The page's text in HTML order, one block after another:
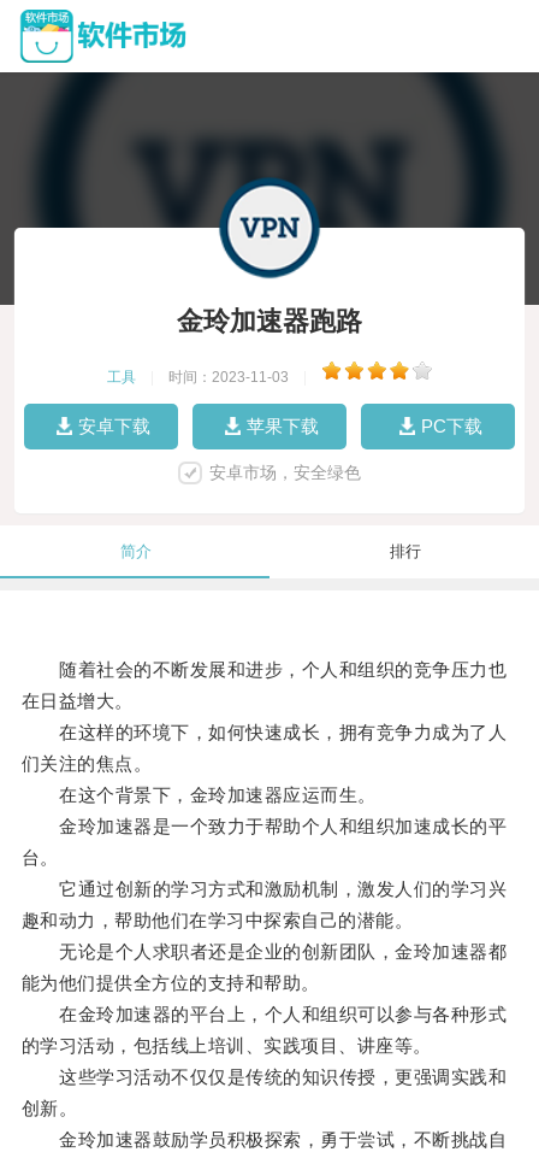
金玲加速器跑路
工具 时间：2023-11-03
安卓下载 苹果下载 PC下载
安卓市场，安全绿色
简介 排行
随着社会的不断发展和进步，个人和组织的竞争压力也
在日益增大。
在这样的环境下，如何快速成长，拥有竞争力成为了人
们关注的焦点。
在这个背景下，金玲加速器应运而生。
金玲加速器是一个致力于帮助个人和组织加速成长的平
台。
它通过创新的学习方式和激励机制，激发人们的学习兴
趣和动力，帮助他们在学习中探索自己的潜能。
无论是个人求职者还是企业的创新团队，金玲加速器都
能为他们提供全方位的支持和帮助。
在金玲加速器的平台上，个人和组织可以参与各种形式
的学习活动，包括线上培训、实践项目、讲座等。
这些学习活动不仅仅是传统的知识传授，更强调实践和
创新。
金玲加速器鼓励学员积极探索，勇于尝试，不断挑战自